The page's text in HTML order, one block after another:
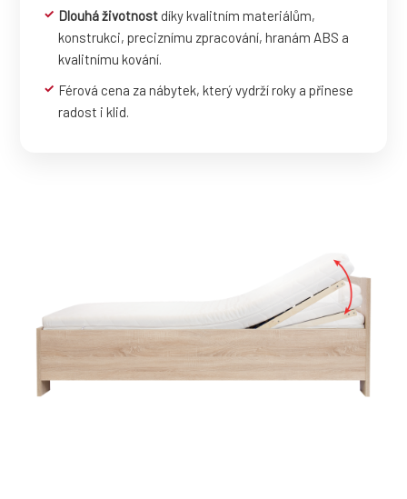
Dlouhá životnost díky kvalitním materiálům,
konstrukci, preciznímu zpracování, hranám ABS a
kvalitnímu kování.
Férová cena za nábytek, který vydrží roky a přinese
radost i klid.